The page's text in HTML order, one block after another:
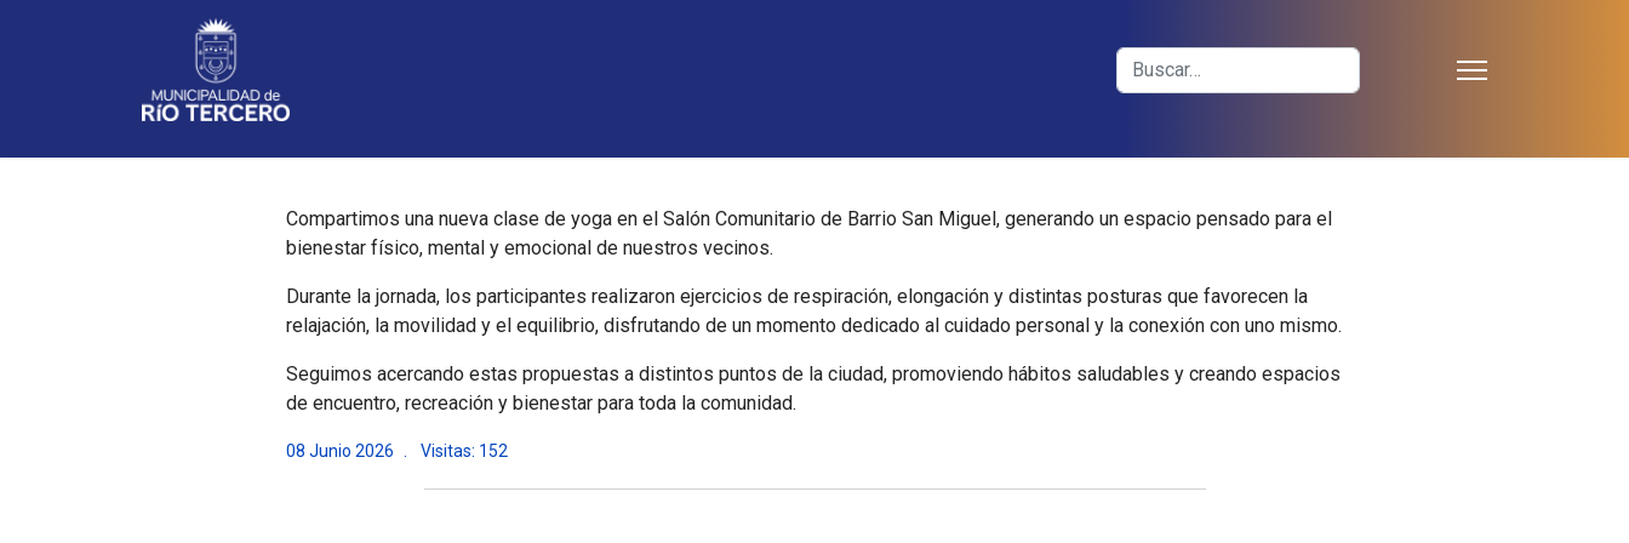
Buscar
Compartimos una nueva clase de yoga en el Salón Comunitario de Barrio San Miguel, generando un espacio pensado para el
bienestar físico, mental y emocional de nuestros vecinos.
Durante la jornada, los participantes realizaron ejercicios de respiración, elongación y distintas posturas que favorecen la
relajación, la movilidad y el equilibrio, disfrutando de un momento dedicado al cuidado personal y la conexión con uno mismo.
Seguimos acercando estas propuestas a distintos puntos de la ciudad, promoviendo hábitos saludables y creando espacios
de encuentro, recreación y bienestar para toda la comunidad.
08 Junio 2026 Visitas: 152